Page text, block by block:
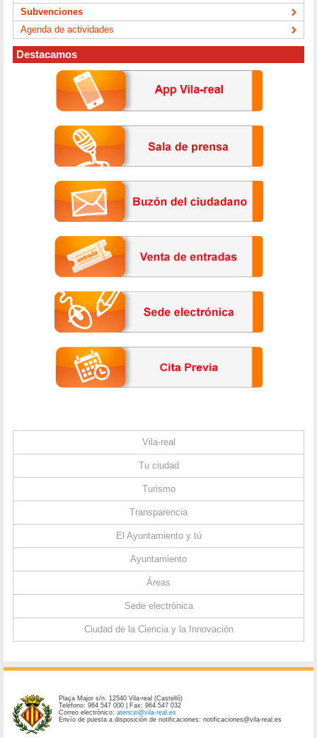
Subvenciones
Agenda de actividades
Destacamos
Vila-real
Tu ciudad
Turismo
Transparencia
El Ayuntamiento y tú
Ayuntamiento
Áreas
Sede electrónica
Ciudad de la Ciencia y la Innovación
Plaça Major s/n. 12540 Vila-real (Castelló)
Teléfono: 964 547 000 | Fax: 964 547 032
Correo electrónico:atencio@vila-real.es
Envío de puesta a disposición de notificaciones: notificaciones@vila-real.es